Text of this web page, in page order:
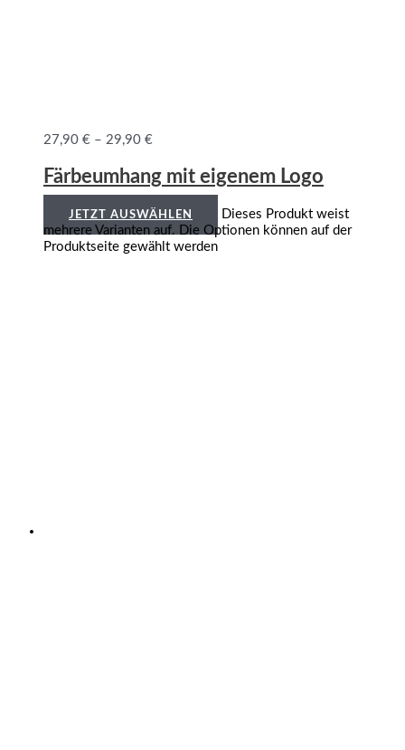
27,90 € – 29,90 €
Färbeumhang mit eigenem Logo
JETZT AUSWÄHLEN
Dieses Produkt weist
mehrere Varianten auf. Die Optionen können auf der
Produktseite gewählt werden